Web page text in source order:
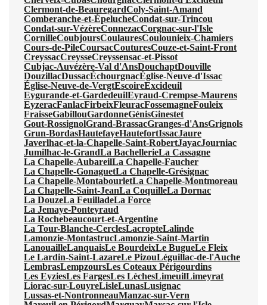
Clermont-de-BeauregardColy-Saint-Amand
Comberanche-et-ÉpelucheCondat-sur-Trincou
Condat-sur-VézèreConnezacCorgnac-sur-l'Isle
CornilleCoubjoursCoulauresCoulounieix-Chamiers
Cours-de-PileCoursacCouturesCouze-et-Saint-Front
CreyssacCreysseCreyssensac-et-Pissot
Cubjac-Auvézère-Val d'AnsDouchaptDouville
DouzillacDussacÉchourgnacÉglise-Neuve-d'Issac
Église-Neuve-de-VergtEscoireExcideuil
Eygurande-et-GardedeuilEyraud-Crempse-Maurens
EyzeracFanlacFirbeixFleuracFossemagneFouleix
FraisseGabillouGardonneGénisGinestet
Gout-RossignolGrand-BrassacGranges-d'AnsGrignols
Grun-BordasHautefayeHautefortIssacJaure
Javerlhac-et-la-Chapelle-Saint-RobertJayacJourniac
Jumilhac-le-GrandLa BachellerieLa Cassagne
La Chapelle-AubareilLa Chapelle-Faucher
La Chapelle-GonaguetLa Chapelle-Grésignac
La Chapelle-MontabourletLa Chapelle-Montmoreau
La Chapelle-Saint-JeanLa CoquilleLa Dornac
La DouzeLa FeuilladeLa Force
La Jemaye-Ponteyraud
La Rochebeaucourt-et-Argentine
La Tour-Blanche-CerclesLacropteLalinde
Lamonzie-MontastrucLamonzie-Saint-Martin
LanouailleLanquaisLe BourdeixLe BugueLe Fleix
Le Lardin-Saint-LazareLe PizouLéguillac-de-l'Auche
LembrasLempzoursLes Coteaux Périgourdins
Les EyziesLes FargesLes LèchesLimeuilLimeyrat
Liorac-sur-LouyreLisleLunasLusignac
Lussas-et-NontronneauManzac-sur-Vern